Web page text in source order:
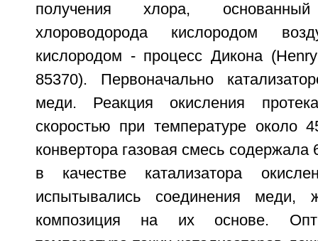
получения хлора,
хлороводорода кислородом
кислородом - процесс Дикона
85370). Первоначально
меди. Реакция окисления
скоростью при температуре около
конвертора газовая смесь
в качестве катализатора
испытывались соединения меди,
композиция на их основе.